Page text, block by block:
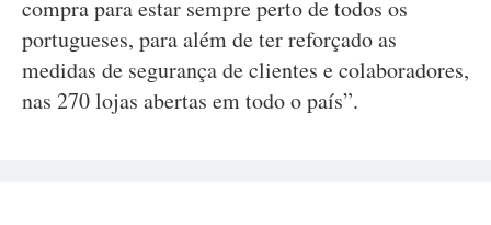
compra para estar sempre perto de todos os
portugueses, para além de ter reforçado as
medidas de segurança de clientes e colaboradores,
nas 270 lojas abertas em todo o país”.